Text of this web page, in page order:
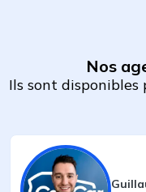
Nos
Ils sont